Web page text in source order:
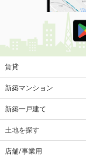
賃貸
新築マンション
新築一戸建て
土地を探す
店舗/事業用